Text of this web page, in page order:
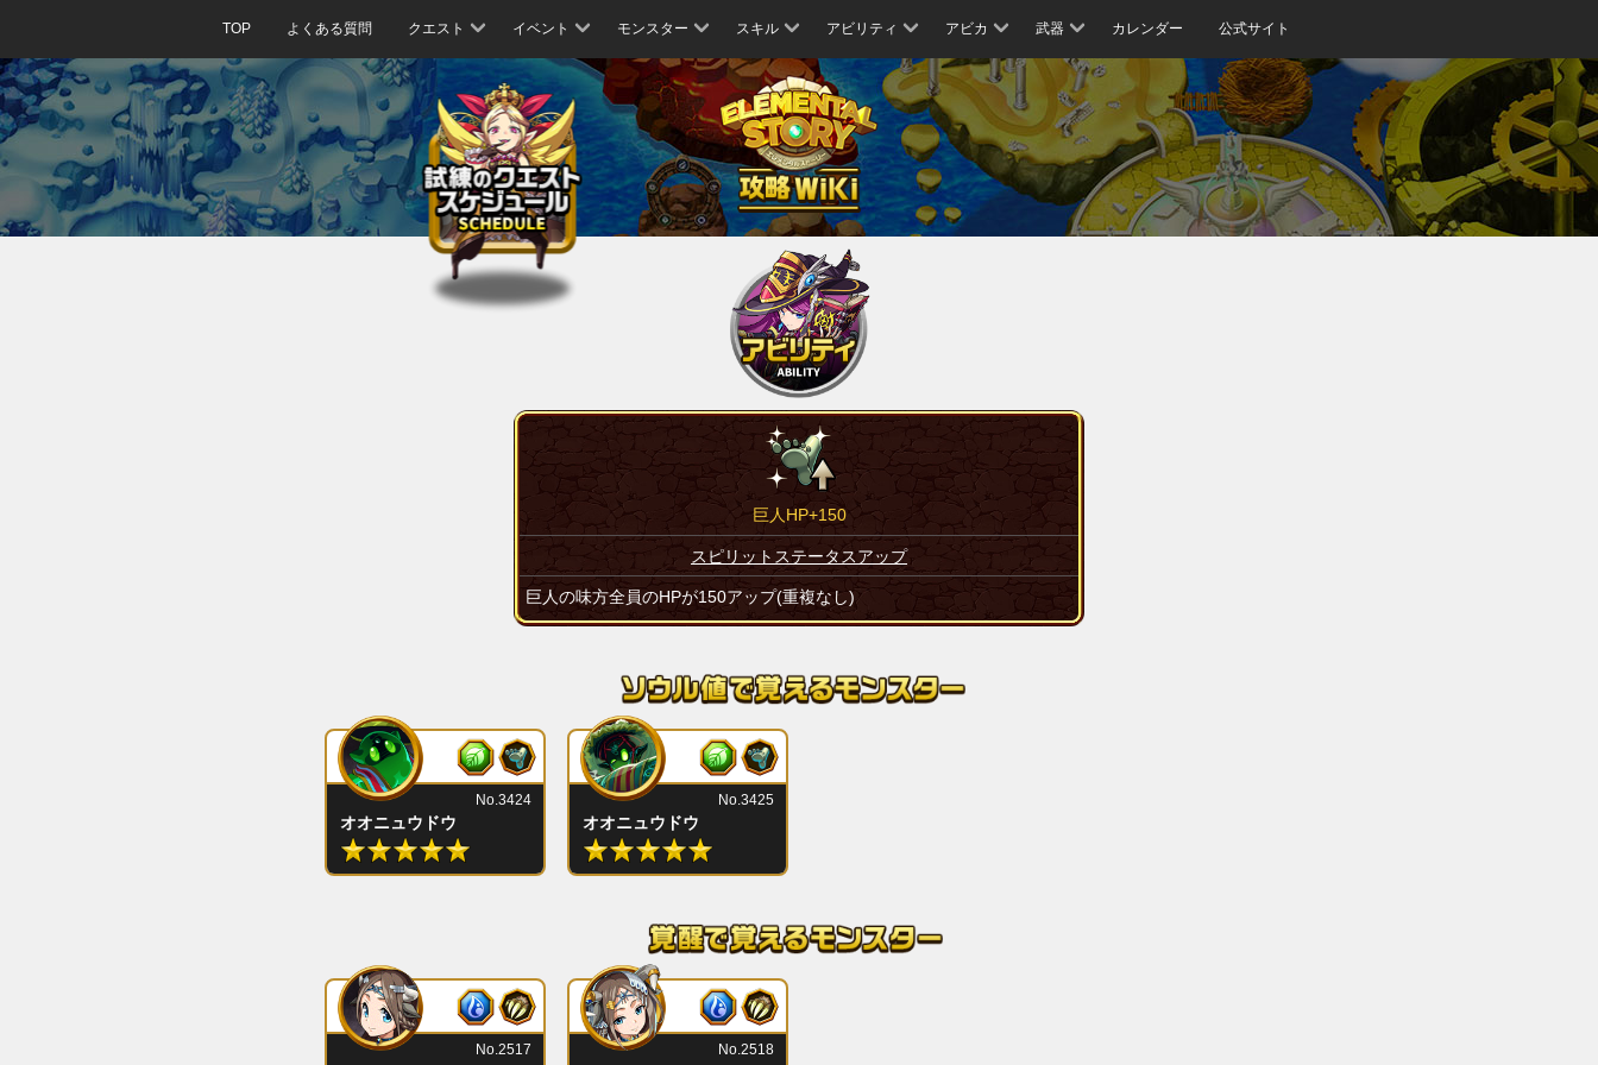
TOP よくある質問 クエスト イベント モンスター スキル アビリティ アビカ 武器 カレンダー 公式サイト
巨人HP+150
スピリットステータスアップ
巨人の味方全員のHPが150アップ(重複なし)
オオニュウドウ
No.3424
オオニュウドウ
No.3425
No.2517 No.2518